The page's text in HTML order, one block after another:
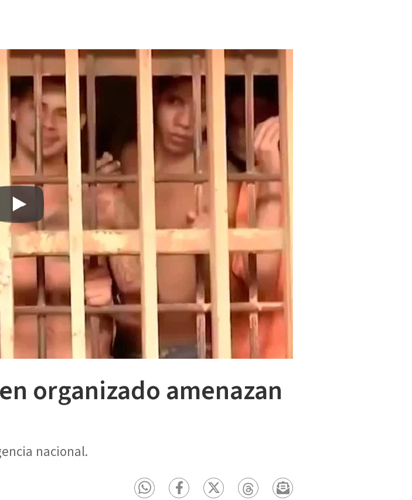
organizado amenazan
nacional.